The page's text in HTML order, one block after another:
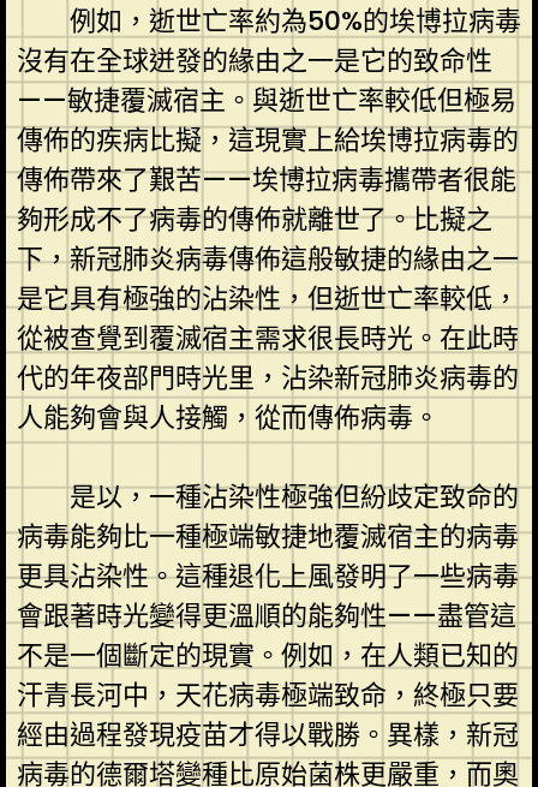
例如，逝世亡率約為50%的埃博拉病毒
沒有在全球迸發的緣由之一是它的致命性
——敏捷覆滅宿主。與逝世亡率較低但極易
傳佈的疾病比擬，這現實上給埃博拉病毒的
傳佈帶來了艱苦——埃博拉病毒攜帶者很能
夠形成不了病毒的傳佈就離世了。比擬之
下，新冠肺炎病毒傳佈這般敏捷的緣由之一
是它具有極強的沾染性，但逝世亡率較低，
從被查覺到覆滅宿主需求很長時光。在此時
代的年夜部門時光里，沾染新冠肺炎病毒的
人能夠會與人接觸，從而傳佈病毒。
是以，一種沾染性極強但紛歧定致命的
病毒能夠比一種極端敏捷地覆滅宿主的病毒
更具沾染性。這種退化上風發明了一些病毒
會跟著時光變得更溫順的能夠性——盡管這
不是一個斷定的現實。例如，在人類已知的
汗青長河中，天花病毒極端致命，終極只要
經由過程發現疫苗才得以戰勝。異樣，新冠
病毒的德爾塔變種比原始菌株更嚴重，而奧